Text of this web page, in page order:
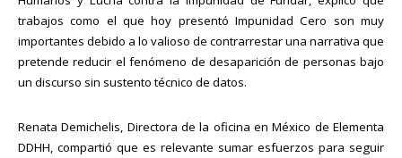
trabajos como el que hoy presentó Impunidad Cero son muy
importantes debido a lo valioso de contrarrestar una narrativa que
pretende reducir el fenómeno de desaparición de personas bajo
un discurso sin sustento técnico de datos.
Renata Demichelis, Directora de la oficina en México de Elementa
DDHH, compartió que es relevante sumar esfuerzos para seguir